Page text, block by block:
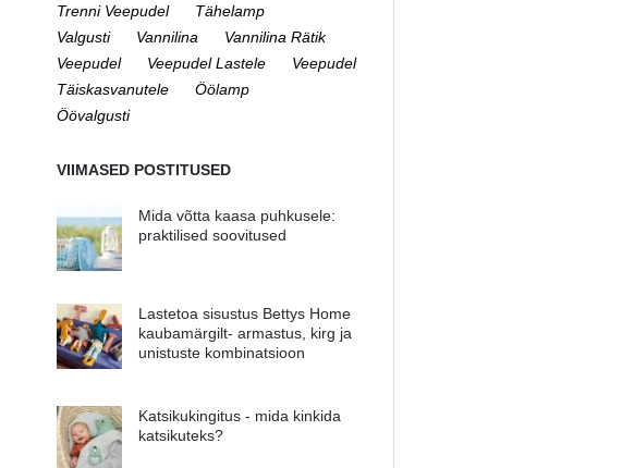
Trenni Veepudel
Tähelamp
Valgusti
Vannilina
Vannilina Rätik
Veepudel
Veepudel Lastele
Veepudel
Täiskasvanutele
Öölamp
Öövalgusti
VIIMASED POSTITUSED
Mida võtta kaasa puhkusele:
praktilised soovitused
Lastetoa sisustus Bettys Home
kaubamärgilt- armastus, kirg ja
unistuste kombinatsioon
Katsikukingitus - mida kinkida
katsikuteks?